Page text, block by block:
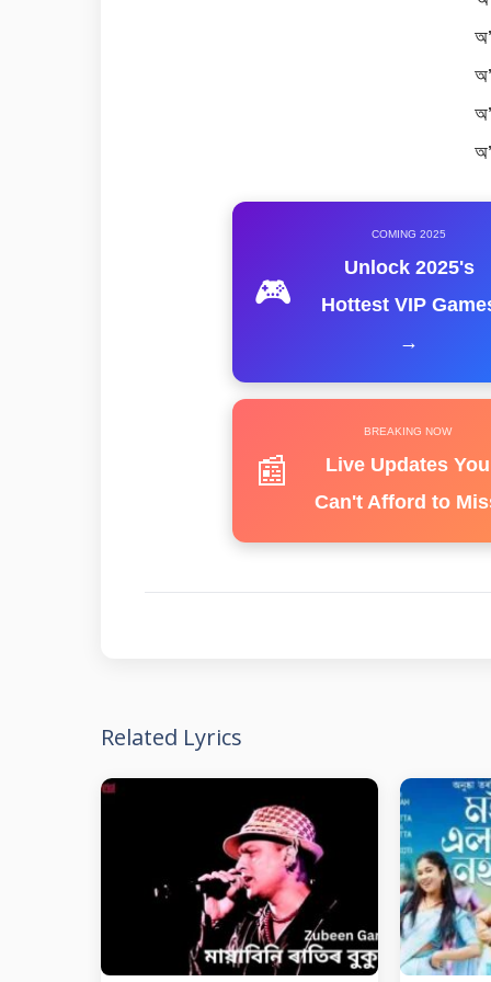
🎮
COMING 2025
Unlock 2025's
Hottest VIP
→
📰
BREAKING NOW
Live Updates You
Can't Afford to
Related Lyrics